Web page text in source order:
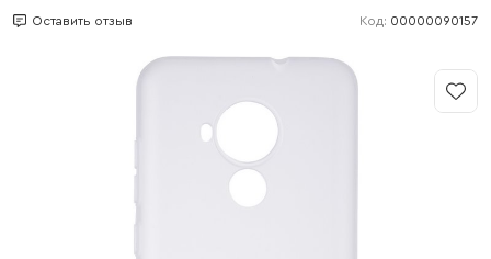
Оставить отзыв Код: 00000090157